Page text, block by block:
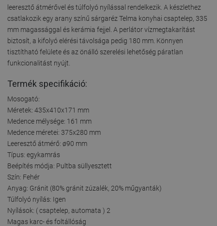
leeresztő átmérővel és túlfolyó nyílással rendelkezik. A készlethez
csatlakozik egy arany színű sárgaréz Telma konyhai csaptelep, 335
mm magassággal és kerámia fejjel. A perlátor vízmegtakarítást
biztosít, a kifolyó elérési távolsága pedig 180 mm. Könnyen
tisztítható felülete és az önálló szerelési lehetőség páratlan
funkcionalitást nyújt.
Termék specifikáció:
Mosogató:
Méretek: 435x410x171 mm
Medence mélysége: 161 mm
Medence méretei: 375x280 mm
Leeresztő átmérő: ø90 mm
Típus: egykamrás
Beépítés módja: Pultba süllyesztett
Szín: Fehér
Anyag: Gránit (80% gránit zúzalék, 20% műgyanták)
Túlfolyó nyílás: Igen
Nyílások: ( csaptelep, automata ) 2
Magas karc- és foltállóság